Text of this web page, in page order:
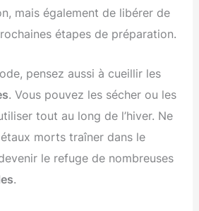
mais également de libérer de
étapes de préparation.
pensez aussi à cueillir les
. Vous pouvez les sécher ou les
tout au long de l’hiver. Ne
morts traîner dans le
le refuge de nombreuses
.